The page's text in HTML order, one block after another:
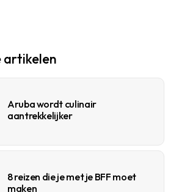
artikelen
Aruba wordt culinair
aantrekkelijker
8 reizen die je met je BFF moet
maken